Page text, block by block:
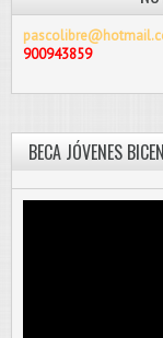
900943859
BECA JÓVENES